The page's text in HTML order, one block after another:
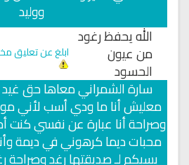
ووليد
الله يحفظ رغود
من عيون
الحسود
ابلغ عن تعليق
سارة الشمراني معاها حق
معليش أنا ما ودي أسب لأني
وصراحة أنا عبارة عن نفسي
محبات ديما كرهوني في ديمة
بسبكم لـ صديقتها رغد وصراحة